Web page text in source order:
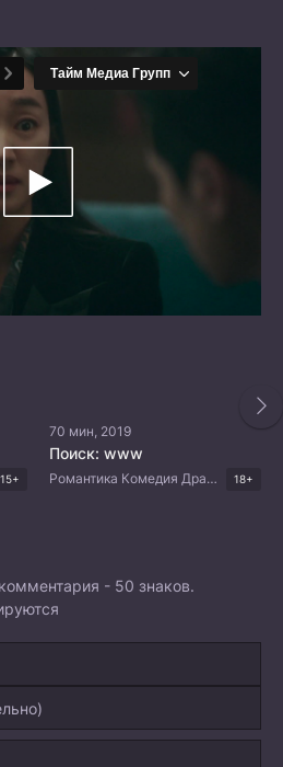
15+
70 мин, 2019
Поиск: www
Романтика Комедия Драма Корейские дорамы 18+
- 50 знаков.